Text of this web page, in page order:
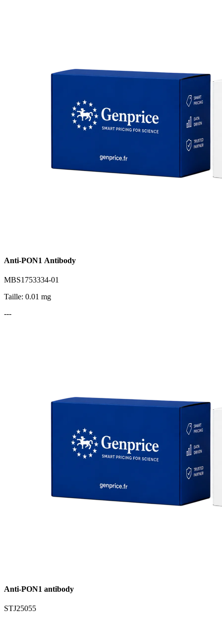
Anti-PON1 Antibody
MBS1753334-01
Taille: 0.01 mg
---
Anti-PON1 antibody
STJ25055